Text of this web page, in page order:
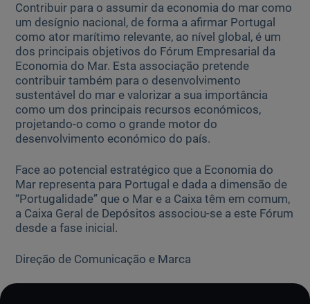
Quero ser cliente:
Aderir ao Caixadirecta Particulares
Aderir ao Caixadirecta Empresas
Links úteis:
Faça download da App Caixadirecta
Recomendações de Segurança
Registo fornecedor confirming
Contribuir para o assumir da economia do mar como
um desígnio nacional, de forma a afirmar Portugal
como ator marítimo relevante, ao nível global, é um
dos principais objetivos do Fórum Empresarial da
Economia do Mar. Esta associação pretende
contribuir também para o desenvolvimento
sustentável do mar e valorizar a sua importância
como um dos principais recursos económicos,
projetando-o como o grande motor do
desenvolvimento económico do país.
Face ao potencial estratégico que a Economia do
Mar representa para Portugal e dada a dimensão de
“Portugalidade” que o Mar e a Caixa têm em comum,
a Caixa Geral de Depósitos associou-se a este Fórum
desde a fase inicial.
Direção de Comunicação e Marca